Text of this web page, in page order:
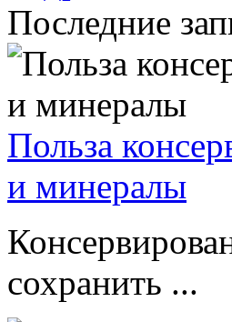
Последние
Польза
и минералы
сохранить ...